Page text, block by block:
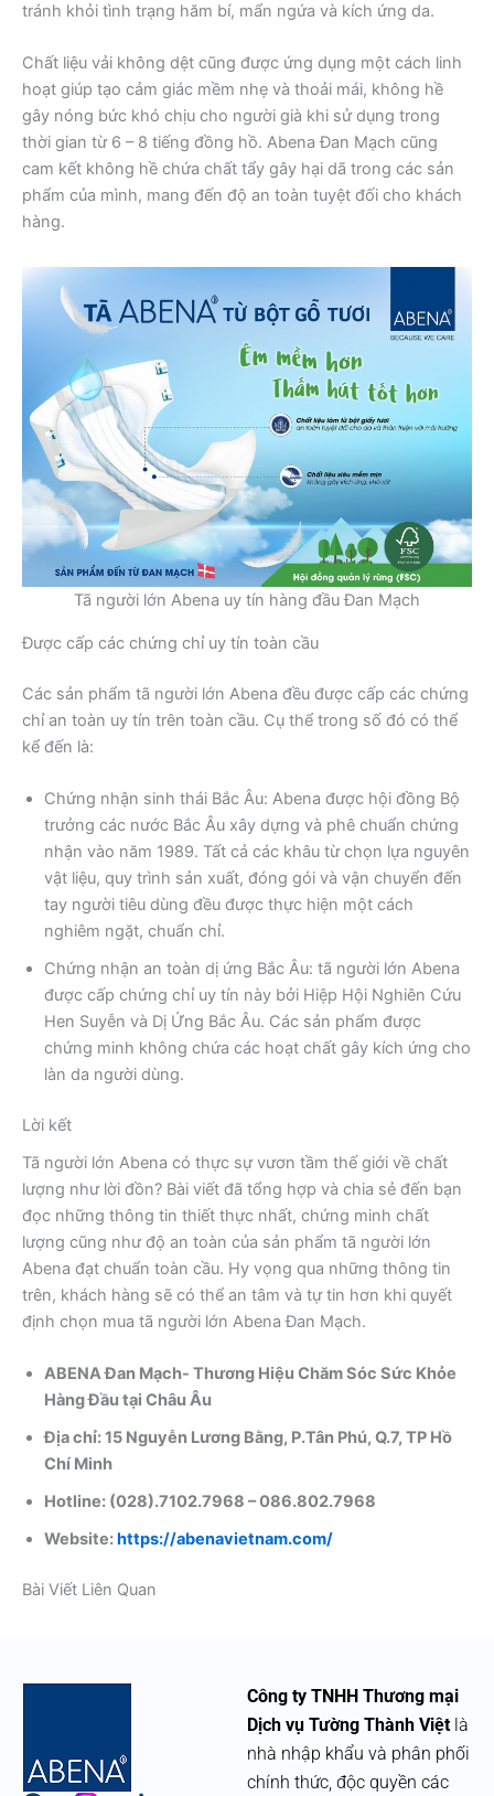
tránh khỏi tình trạng hăm bí, mẩn ngứa và kích ứng da.
Chất liệu vải không dệt cũng được ứng dụng một cách linh
hoạt giúp tạo cảm giác mềm nhẹ và thoải mái, không hề
gây nóng bức khó chịu cho người già khi sử dụng trong
thời gian từ 6 – 8 tiếng đồng hồ. Abena Đan Mạch cũng
cam kết không hề chứa chất tẩy gây hại dã trong các sản
phẩm của mình, mang đến độ an toàn tuyệt đối cho khách
hàng.
Tã người lớn Abena uy tín hàng đầu Đan Mạch
Được cấp các chứng chỉ uy tín toàn cầu
Các sản phẩm tã người lớn Abena đều được cấp các chứng
chỉ an toàn uy tín trên toàn cầu. Cụ thể trong số đó có thể
kể đến là:
Chứng nhận sinh thái Bắc Âu: Abena được hội đồng Bộ
trưởng các nước Bắc Âu xây dựng và phê chuẩn chứng
nhận vào năm 1989. Tất cả các khâu từ chọn lựa nguyên
vật liệu, quy trình sản xuất, đóng gói và vận chuyển đến
tay người tiêu dùng đều được thực hiện một cách
nghiêm ngặt, chuẩn chỉ.
Chứng nhận an toàn dị ứng Bắc Âu: tã người lớn Abena
được cấp chứng chỉ uy tín này bởi Hiệp Hội Nghiên Cứu
Hen Suyễn và Dị Ứng Bắc Âu. Các sản phẩm được
chứng minh không chứa các hoạt chất gây kích ứng cho
làn da người dùng.
Lời kết
Tã người lớn Abena có thực sự vươn tầm thế giới về chất
lượng như lời đồn? Bài viết đã tổng hợp và chia sẻ đến bạn
đọc những thông tin thiết thực nhất, chứng minh chất
lượng cũng như độ an toàn của sản phẩm tã người lớn
Abena đạt chuẩn toàn cầu. Hy vọng qua những thông tin
trên, khách hàng sẽ có thể an tâm và tự tin hơn khi quyết
định chọn mua tã người lớn Abena Đan Mạch.
ABENA Đan Mạch- Thương Hiệu Chăm Sóc Sức Khỏe
Hàng Đầu tại Châu Âu ​
Địa chỉ: 15 Nguyễn Lương Bằng, P.Tân Phú, Q.7, TP Hồ
Chí Minh ​
Hotline: (028).7102.7968 – 086.802.7968 ​
Website: https://abenavietnam.com/
Bài Viết Liên Quan
Công ty TNHH Thương mại
Dịch vụ Tường Thành Việtlà
nhà nhập khẩu và phân phối
chính thức, độc quyền các